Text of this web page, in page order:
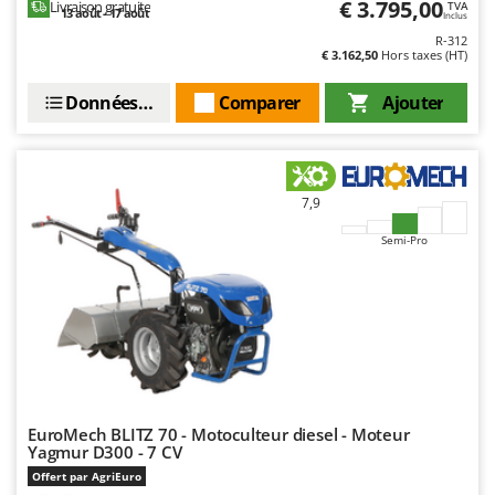
Resto Italia
Ritter
Rossofuoco
Rover Pompe
Royal Food
Ryobi
Sbaraglia
Schnitzer
Livraison gratuite
13 août - 17 août € 3.795,00 TVA
Inclus
R-312
€ 3.162,50 Hors taxes (HT)
Ajouter
Comparer
Données techniques
7,9
Semi-Pro
EuroMech BLITZ 70 - Motoculteur diesel - Moteur
Yagmur D300 - 7 CV
Offert par AgriEuro